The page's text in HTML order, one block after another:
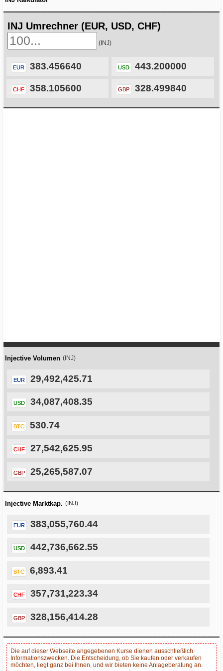
INJ Umrechner (EUR, USD, CHF)
(INJ)
EUR 383.456640 USD 443.200000
CHF 358.105600 GBP 328.499840
Injective Volumen (INJ)
EUR 29,492,425.71
USD 34,087,408.35
BTC 530.74
CHF 27,542,625.95
GBP 25,265,587.07
Injective Marktkap. (INJ)
EUR 383,055,760.44
USD 442,736,662.55
BTC 6,893.41
CHF 357,731,223.34
GBP 328,156,414.28
Die auf dieser Webseite angegebenen Kurse dienen ausschließlich
Informationszwecken. Die Entscheidung, ob Sie kaufen oder verkaufen
möchten, liegt ganz bei Ihnen, und wir bieten keine Anlageberatung an.